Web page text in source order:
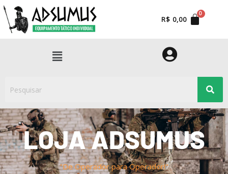
para
R$ 0,00
Menu
LOJA ADSUMUS
"De Operador para Operador!"